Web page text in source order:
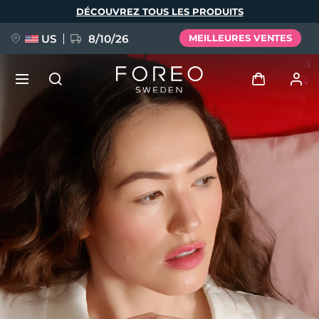
DÉCOUVREZ TOUS LES PRODUITS
US 8/10/26 MEILLEURES VENTES
Se connecter
Profil de l'utilisateur
Mes appareils
Mes commandes
Mes adresses
Mes abonnements
FAQ™ Pure Beauty-Tech Elixir
BREAKING NEWS
issa™ Teeth Whitening Set
Langue
English Deutsch
Español
Français
Português
Polski
Svenska
Русский
Türkçe
简体中文 繁體中文